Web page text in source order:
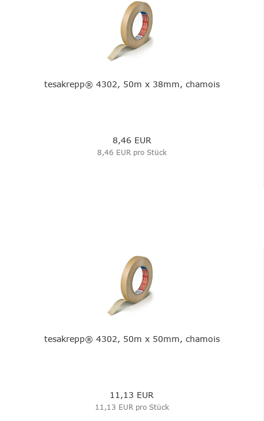
tesakrepp® 4302, 50m x 38mm, chamois
8,46 EUR
8,46 EUR pro Stück
tesakrepp® 4302, 50m x 50mm, chamois
11,13 EUR
11,13 EUR pro Stück